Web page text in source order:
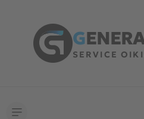
G
SERVICE